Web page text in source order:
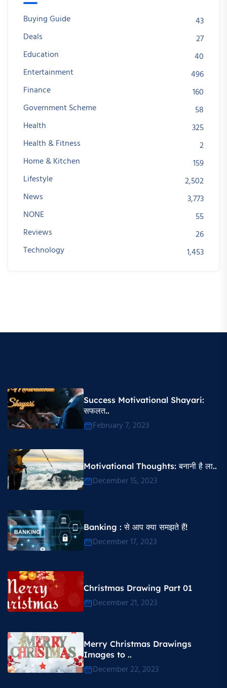
Buying Guide
43
Deals
27
Education
40
Entertainment
496
Finance
160
Government Scheme
58
Health
325
Health & Fitness
2
Home & Kitchen
159
Lifestyle
2,502
News
3,773
NONE
55
Reviews
26
Technology
1,453
Success Motivational Shayari​:
सफलत..
February 7, 2023
Motivational Thoughts​: बनानी है ला..
December 15, 2023
Banking : से आप क्या समझते हैं!
December 17, 2023
Christmas Drawing Part 01
December 21, 2023
Merry Christmas Drawings
Images to ..
December 22, 2023